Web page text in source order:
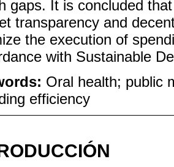
gaps. It is concluded
transparency and
the execution of
with Sustainable
Oral health; public
efficiency